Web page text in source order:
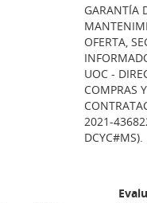
GARANTÍA
OFERTA,
UOC -
COMPRAS Y
2021-
DCYC#MS).